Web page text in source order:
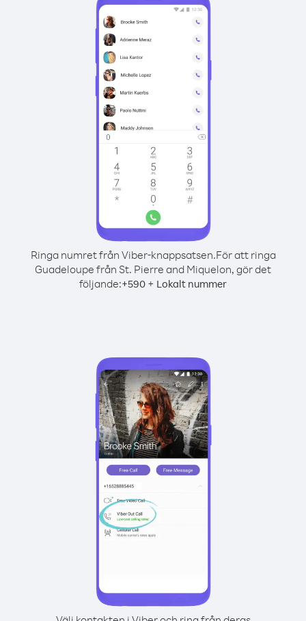
Ringa numret från Viber-knappsatsen.För att ringa
Guadeloupe från St. Pierre and Miquelon, gör det
följande:+590 + Lokalt nummer